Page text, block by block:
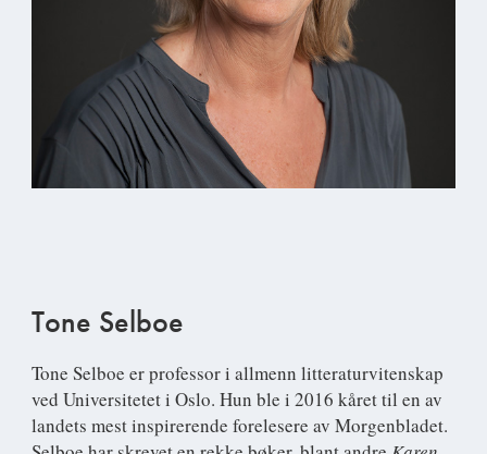
Tone Selboe
Tone Selboe er professor i allmenn litteraturvitenskap
ved Universitetet i Oslo. Hun ble i 2016 kåret til en av
landets mest inspirerende forelesere av Morgenbladet.